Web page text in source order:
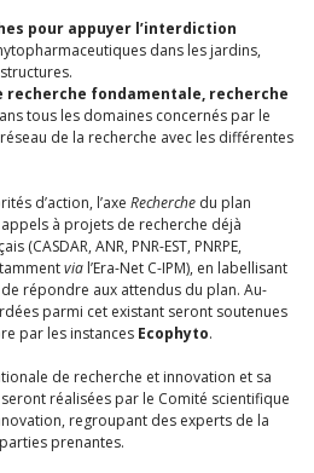
pour appuyer l’interdiction
dans les jardins,
fondamentale, recherche
tous les domaines concernés par le
de la recherche avec les différentes
d’action, l’axe Recherche du plan
à projets de recherche déjà
(CASDAR, ANR, PNR-EST, PNRPE,
via l’Era-Net C-IPM), en labellisant
répondre aux attendus du plan. Au-
parmi cet existant seront soutenues
par les instances Ecophyto.
de recherche et innovation et sa
réalisées par le Comité scientifique
regroupant des experts de la
prenantes.